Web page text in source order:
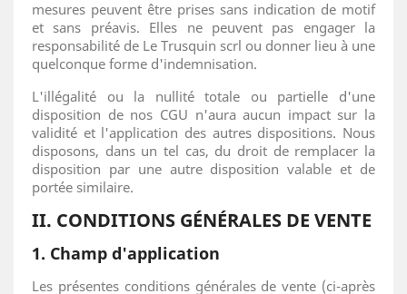
mesures peuvent être prises sans indication de motif
et sans préavis. Elles ne peuvent pas engager la
responsabilité de Le Trusquin scrl ou donner lieu à une
quelconque forme d'indemnisation.
L'illégalité ou la nullité totale ou partielle d'une
disposition de nos CGU n'aura aucun impact sur la
validité et l'application des autres dispositions. Nous
disposons, dans un tel cas, du droit de remplacer la
disposition par une autre disposition valable et de
portée similaire.
II. CONDITIONS GÉNÉRALES DE VENTE
1. Champ d'application
Les présentes conditions générales de vente (ci-après